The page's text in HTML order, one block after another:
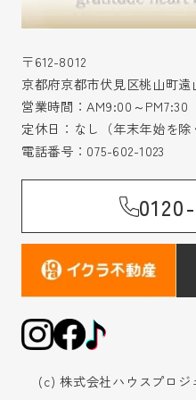
〒612-8012
京都府京都市伏見区桃山町遠
営業時間：AM9:00～PM7:30
定休日：なし（年末年始を除
電話番号： 075-602-1023
(c) 株式会社ハウスプロ